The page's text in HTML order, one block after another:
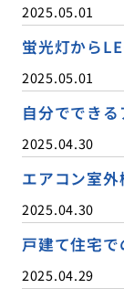
2025.05.01
蛍光灯から
2025.05.01
自分ででき
2025.04.30
エアコン室
2025.04.30
戸建て住宅
2025.04.29